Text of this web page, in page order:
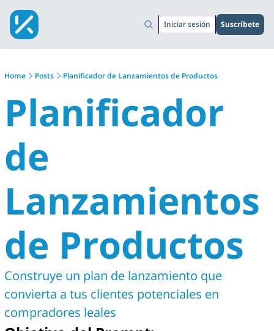
Iniciar sesión Suscríbete
Home Posts Planificador de Lanzamientos de Productos
Planificador
de
Lanzamientos
de Productos
Construye un plan de lanzamiento que
convierta a tus clientes potenciales en
compradores leales